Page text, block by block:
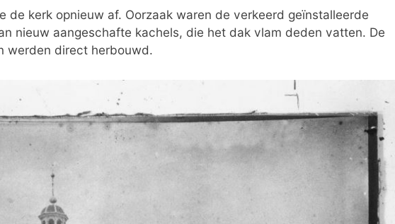
de kerk opnieuw af. Oorzaak waren de verkeerd geïnstalleerde
nieuw aangeschafte kachels, die het dak vlam deden vatten. De
werden direct herbouwd.